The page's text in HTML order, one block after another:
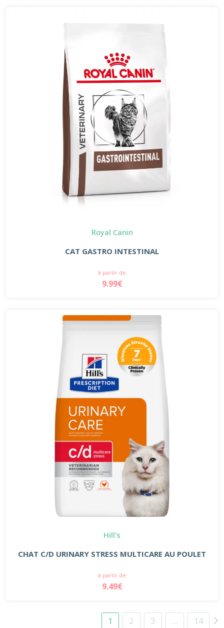
Royal Canin
CAT GASTRO INTESTINAL
à partir de
9.99€
Hill's
CHAT C/D URINARY STRESS MULTICARE AU POULET
à partir de
9.49€
1 2 3 … 14